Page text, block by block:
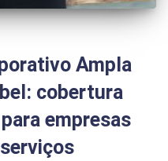
Ampla
cobertura
empresas